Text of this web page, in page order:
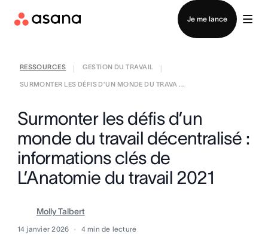
Je me lance
Contacter le service commercial
RESSOURCES GESTION DU TRAVAIL
SURMONTER LES DÉFIS D’UN MONDE DU TRAVA ...
Surmonter les défis d’un
monde du travail décentralisé :
informations clés de
L’Anatomie du travail 2021
Molly Talbert
14 janvier 2026 4 min de lecture